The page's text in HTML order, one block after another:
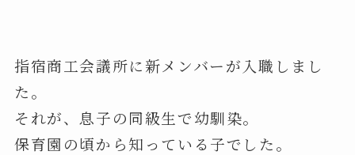
指宿商工会議所に新メンバーが入職しまし
た。
それが、息子の同級生で幼馴染。
保育園の頃から知っている子でした。